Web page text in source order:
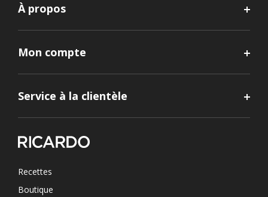
À propos
Mon compte
Service à la clientèle
Recettes
Boutique